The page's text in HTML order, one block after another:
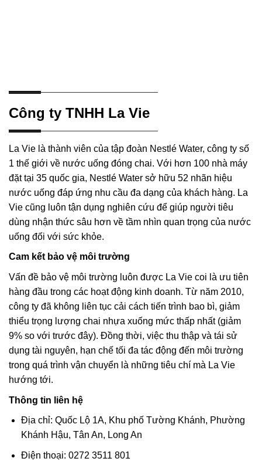
Công ty TNHH La Vie
La Vie là thành viên của tập đoàn Nestlé Water, công ty số
1 thế giới về nước uống đóng chai. Với hơn 100 nhà máy
đặt tại 35 quốc gia, Nestlé Water sở hữu 52 nhãn hiệu
nước uống đáp ứng nhu cầu đa dạng của khách hàng. La
Vie cũng luôn tận dụng nghiên cứu để giúp người tiêu
dùng nhận thức sâu hơn về tầm nhìn quan trọng của nước
uống đối với sức khỏe.
Cam kết bảo vệ môi trường
Vấn đề bảo vệ môi trường luôn được La Vie coi là ưu tiên
hàng đầu trong các hoạt động kinh doanh. Từ năm 2010,
công ty đã không liên tục cải cách tiến trình bao bì, giảm
thiểu trọng lượng chai nhựa xuống mức thấp nhất (giảm
9% so với trước đây). Đồng thời, việc thu thập và tái sử
dụng tài nguyên, hạn chế tối đa tác động đến môi trường
trong quá trình vận chuyển là những tiêu chí mà La Vie
hướng tới.
Thông tin liên hệ
Địa chỉ: Quốc Lộ 1A, Khu phố Tường Khánh, Phường
Khánh Hậu, Tân An, Long An
Điện thoại: 0272 3511 801